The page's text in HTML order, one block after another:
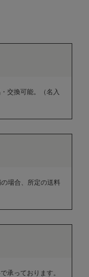
交換可能。（名入
場合、所定の送料
承っております。